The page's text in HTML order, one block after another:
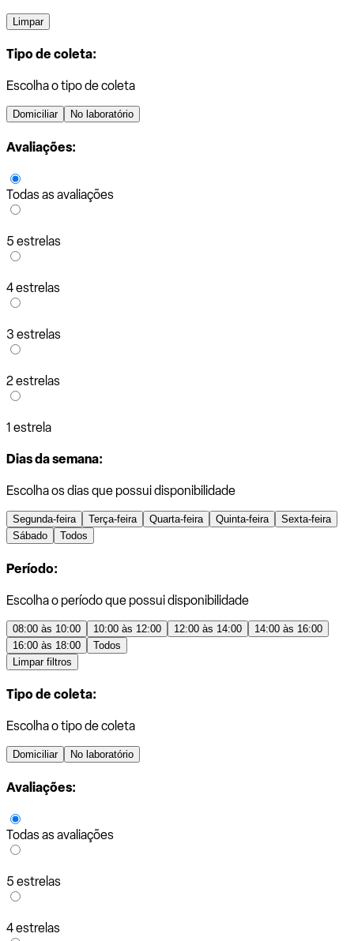
Limpar
Tipo de coleta:
Escolha o tipo de coleta
Domiciliar No laboratório
Avaliações:
Todas as avaliações
5 estrelas
4 estrelas
3 estrelas
2 estrelas
1 estrela
Dias da semana:
Escolha os dias que possui disponibilidade
Segunda-feira Terça-feira Quarta-feira Quinta-feira
Sexta-feira
Sábado
Todos
Período:
Escolha o período que possui disponibilidade
08:00 às 10:00 10:00 às 12:00 12:00 às 14:00
14:00 às 16:00
16:00 às 18:00
Todos
Limpar filtros
Tipo de coleta:
Escolha o tipo de coleta
Domiciliar No laboratório
Avaliações:
Todas as avaliações
5 estrelas
4 estrelas